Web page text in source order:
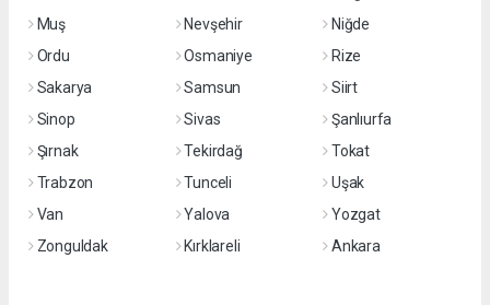
Muş
Nevşehir
Niğde
Ordu
Osmaniye
Rize
Sakarya
Samsun
Siirt
Sinop
Sivas
Şanlıurfa
Şırnak
Tekirdağ
Tokat
Trabzon
Tunceli
Uşak
Van
Yalova
Yozgat
Zonguldak
Kırklareli Ankara